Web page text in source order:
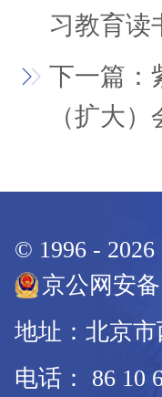
习教育读
下一篇：
（扩大）
© 1996 - 2026
京公网安
地址：北京市
电话： 86 10